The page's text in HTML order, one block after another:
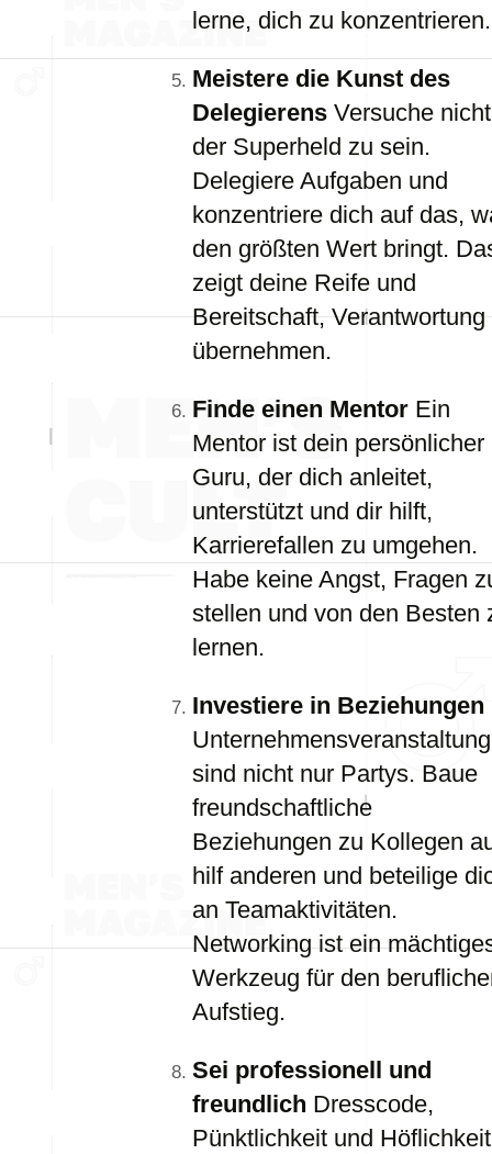
lerne, dich zu konzentrieren.
Meistere die Kunst des
Delegierens Versuche
der Superheld zu sein.
Delegiere Aufgaben und
konzentriere dich auf das,
den größten Wert bringt.
zeigt deine Reife und
Bereitschaft, Verantwortung
übernehmen.
Finde einen Mentor Ein
Mentor ist dein persönlicher
Guru, der dich anleitet,
unterstützt und dir hilft,
Karrierefallen zu umgehen.
Habe keine Angst, Fragen
stellen und von den Besten
lernen.
Investiere in Beziehungen
sind nicht nur Partys. Baue
freundschaftliche
Beziehungen zu Kollegen
hilf anderen und beteilige
an Teamaktivitäten.
Networking ist ein
Werkzeug für den
Aufstieg.
Sei professionell und
freundlich Dresscode,
Pünktlichkeit und Höflichkeit